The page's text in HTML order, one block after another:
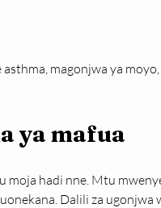
magonjwa ya
ya mafua
hadi nne. Mtu
Dalili za ugonjwa